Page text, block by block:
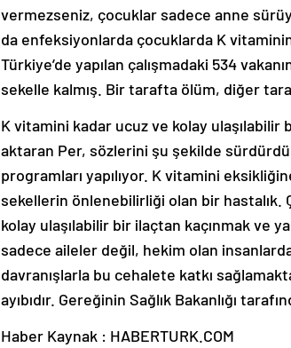
vermezseniz, çocuklar sadece anne
da enfeksiyonlarda çocuklarda K
Türkiye’de yapılan çalışmadaki 534
sekelle kalmış. Bir tarafta ölüm, diğer
K vitamini kadar ucuz ve kolay
aktaran Per, sözlerini şu şekilde
programları yapılıyor. K vitamini
sekellerin önlenebilirliği olan bir
kolay ulaşılabilir bir ilaçtan kaçınmak ve
sadece aileler değil, hekim olan
davranışlarla bu cehalete katkı
ayıbıdır. Gereğinin Sağlık Bakanlığı
Haber Kaynak : HABERTURK.COM